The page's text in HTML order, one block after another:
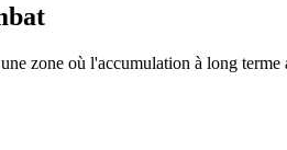
zone où l'accumulation à long terme